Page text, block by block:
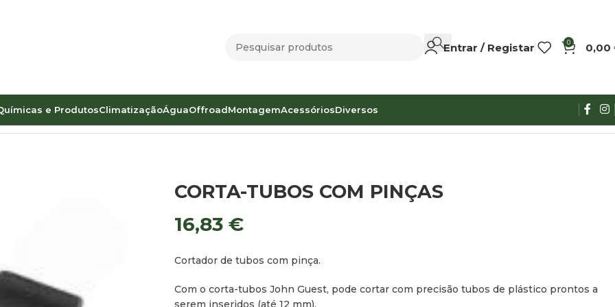
Entrar / Registar 0 0,00
e ProdutosClimatizaçãoÁguaOffroadMontagemAcessóriosDiversos
CORTA-TUBOS COM PINÇAS
16,83 €
Cortador de tubos com pinça.
Com o corta-tubos John Guest, pode cortar com precisão tubos de plástico prontos a
serem inseridos (até 12 mm).